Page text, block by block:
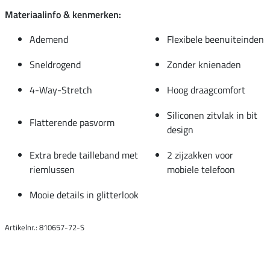
Materiaalinfo & kenmerken:
Ademend
Flexibele beenuiteinden
Sneldrogend
Zonder knienaden
4-Way-Stretch
Hoog draagcomfort
Flatterende pasvorm
Siliconen zitvlak in bit
design
Extra brede tailleband met
riemlussen
2 zijzakken voor
mobiele telefoon
Mooie details in glitterlook
Artikelnr.: 810657-72-S